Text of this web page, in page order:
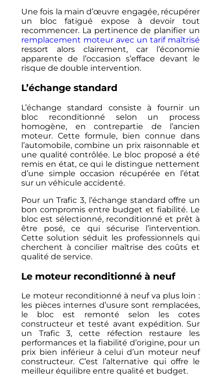
Une fois la main d’œuvre engagée, récupérer
un bloc fatigué expose à devoir tout
recommencer. La pertinence de planifier un
remplacement moteur avec un tarif maîtrisé
ressort alors clairement, car l’économie
apparente de l’occasion s’efface devant le
risque de double intervention.
L’échange standard
L’échange standard consiste à fournir un
bloc reconditionné selon un process
homogène, en contrepartie de l’ancien
moteur. Cette formule, bien connue dans
l’automobile, combine un prix raisonnable et
une qualité contrôlée. Le bloc proposé a été
remis en état, ce qui le distingue nettement
d’une simple occasion récupérée en l’état
sur un véhicule accidenté.
Pour un Trafic 3, l’échange standard offre un
bon compromis entre budget et fiabilité. Le
bloc est sélectionné, reconditionné et prêt à
être posé, ce qui sécurise l’intervention.
Cette solution séduit les professionnels qui
cherchent à concilier maîtrise des coûts et
qualité de service.
Le moteur reconditionné à neuf
Le moteur reconditionné à neuf va plus loin :
les pièces internes d’usure sont remplacées,
le bloc est remonté selon les cotes
constructeur et testé avant expédition. Sur
un Trafic 3, cette réfection restaure les
performances et la fiabilité d’origine, pour un
prix bien inférieur à celui d’un moteur neuf
constructeur. C’est l’alternative qui offre le
meilleur équilibre entre qualité et budget.